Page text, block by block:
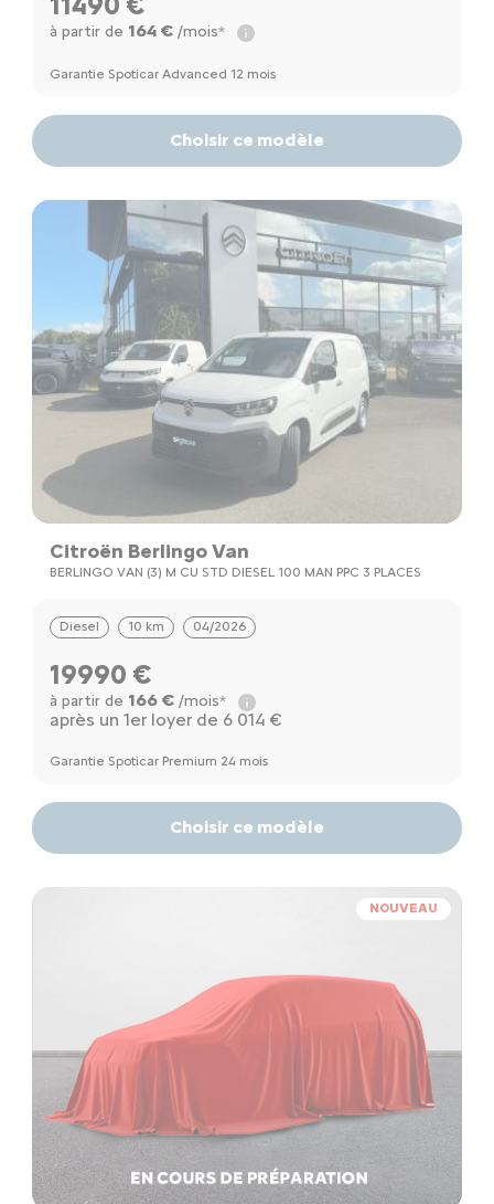
à partir de 164 €/mois*
Garantie Spoticar Advanced 12 mois
Choisir ce modèle
Citroën Berlingo Van
BERLINGO VAN (3) M CU STD DIESEL 100 MAN PPC 3 PLACES
Diesel 10 km 04/2026
19990 €
à partir de 166 €/mois*
après un 1er loyer de 6 014 €
Garantie Spoticar Premium 24 mois
Choisir ce modèle
NOUVEAU